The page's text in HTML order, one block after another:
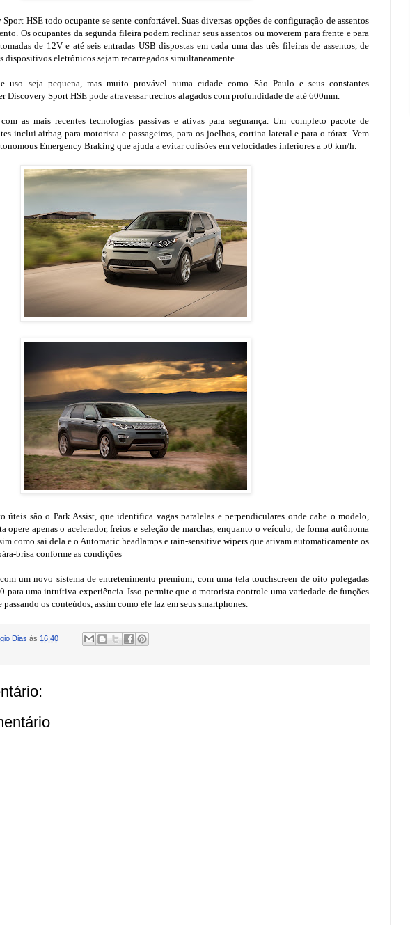
HSE todo ocupante se sente confortável. Suas diversas opções de configuração de assentos
Os ocupantes da segunda fileira podem reclinar seus assentos ou moverem para frente e para
de 12V e até seis entradas USB dispostas em cada uma das três fileiras de assentos, de
dispositivos eletrônicos sejam recarregados simultaneamente.
uso seja pequena, mas muito provável numa cidade como São Paulo e seus constantes
Discovery Sport HSE pode atravessar trechos alagados com profundidade de até 600mm.
as mais recentes tecnologias passivas e ativas para segurança. Um completo pacote de
inclui airbag para motorista e passageiros, para os joelhos, cortina lateral e para o tórax. Vem
Emergency Braking que ajuda a evitar colisões em velocidades inferiores a 50 km/h.
úteis são o Park Assist, que identifica vagas paralelas e perpendiculares onde cabe o modelo,
opere apenas o acelerador, freios e seleção de marchas, enquanto o veículo, de forma autônoma
como sai dela e o Automatic headlamps e rain-sensitive wipers que ativam automaticamente os
brisa conforme as condições
um novo sistema de entretenimento premium, com uma tela touchscreen de oito polegadas
para uma intuítiva experiência. Isso permite que o motorista controle uma variedade de funções
passando os conteúdos, assim como ele faz em seus smartphones.
Dias às 16:40